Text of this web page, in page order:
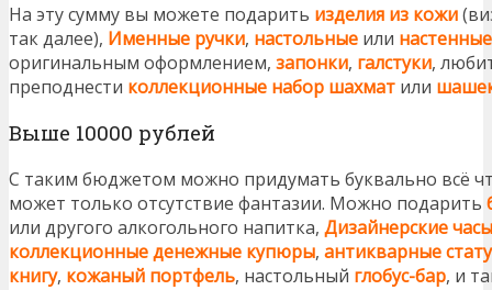
На эту сумму вы можете подарить изделия из кожи
так далее), Именные ручки, настольные или
оригинальным оформлением, запонки, галстуки,
преподнести коллекционные набор шахмат или
Выше 10000 рублей
С таким бюджетом можно придумать буквально всё
может только отсутствие фантазии. Можно подарить
или другого алкогольного напитка, Дизайнерскиечасы
коллекционные денежные купюры, антикварные
книгу, кожаный портфель, настольный глобус-бар, и